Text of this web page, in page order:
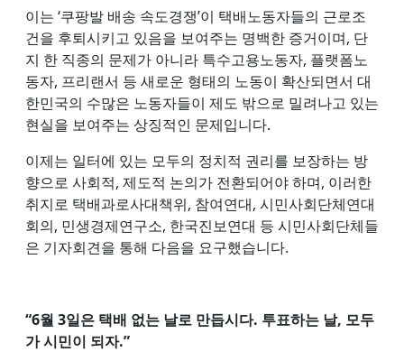
이는 ‘쿠팡발 배송 속도경쟁’이 택배노동자들의 근로조
건을 후퇴시키고 있음을 보여주는 명백한 증거이며, 단
지 한 직종의 문제가 아니라 특수고용노동자, 플랫폼노
동자, 프리랜서 등 새로운 형태의 노동이 확산되면서 대
한민국의 수많은 노동자들이 제도 밖으로 밀려나고 있는
현실을 보여주는 상징적인 문제입니다.
이제는 일터에 있는 모두의 정치적 권리를 보장하는 방
향으로 사회적, 제도적 논의가 전환되어야 하며, 이러한
취지로 택배과로사대책위, 참여연대, 시민사회단체연대
회의, 민생경제연구소, 한국진보연대 등 시민사회단체들
은 기자회견을 통해 다음을 요구했습니다.
“6월 3일은 택배 없는 날로 만듭시다. 투표하는 날, 모두
가 시민이 되자.”